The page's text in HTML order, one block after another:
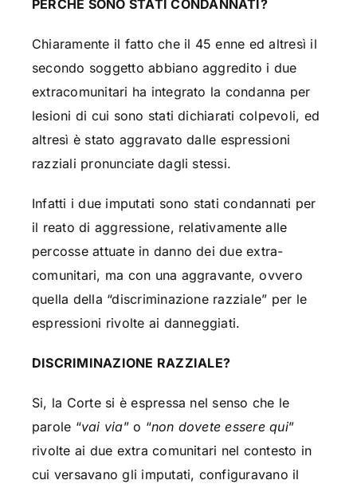
PERCHÉ SONO STATI CONDANNATI?
Chiaramente il fatto che il 45 enne ed altresì il
secondo soggetto abbiano aggredito i due
extracomunitari ha integrato la condanna per
lesioni di cui sono stati dichiarati colpevoli, ed
altresì è stato aggravato dalle espressioni
razziali pronunciate dagli stessi.
Infatti i due imputati sono stati condannati per
il reato di aggressione, relativamente alle
percosse attuate in danno dei due extra-
comunitari, ma con una aggravante, ovvero
quella della “discriminazione razziale” per le
espressioni rivolte ai danneggiati.
DISCRIMINAZIONE RAZZIALE?
Si, la Corte si è espressa nel senso che le
parole “vai via” o “non dovete essere qui”
rivolte ai due extra comunitari nel contesto in
cui versavano gli imputati, configuravano il